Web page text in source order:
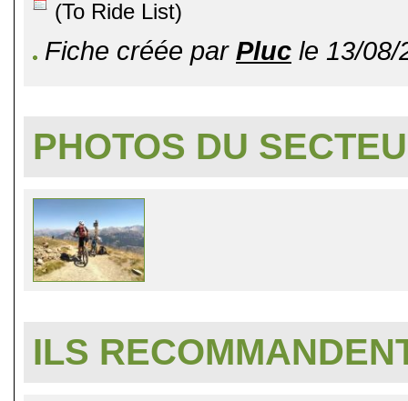
(To Ride List)
Fiche créée par Pluc le 13/08/
PHOTOS DU
ILS